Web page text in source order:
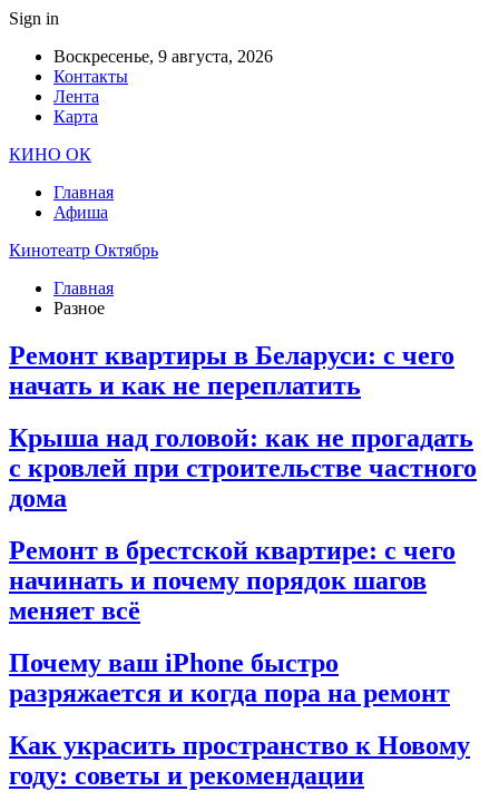
Sign in
Воскресенье, 9 августа, 2026
Контакты
Лента
Карта
КИНО ОК
Главная
Афиша
Кинотеатр Октябрь
Главная
Разное
Ремонт квартиры в Беларуси: с чего
начать и как не переплатить
Крыша над головой: как не прогадать
с кровлей при строительстве частного
дома
Ремонт в брестской квартире: с чего
начинать и почему порядок шагов
меняет всё
Почему ваш iPhone быстро
разряжается и когда пора на ремонт
Как украсить пространство к Новому
году: советы и рекомендации